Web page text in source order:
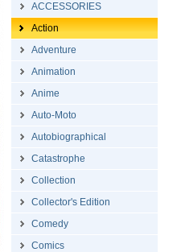
ACCESSORIES
Action
Adventure
Animation
Anime
Auto-Moto
Autobiographical
Catastrophe
Collection
Collector's Edition
Comedy
Comics